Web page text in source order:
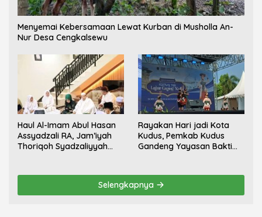
Menyemai Kebersamaan Lewat Kurban di Musholla An-
Nur Desa Cengkalsewu
Haul Al-Imam Abul Hasan
Assyadzali RA, Jam’iyah
Thoriqoh Syadzaliyyah
Rayakan Hari jadi Kota
Kudus, Pemkab Kudus
Gandeng Yayasan Bakti
Selengkapnya